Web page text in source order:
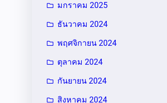
มกราคม 2025
ธันวาคม 2024
พฤศจิกายน 2024
ตุลาคม 2024
กันยายน 2024
สิงหาคม 2024